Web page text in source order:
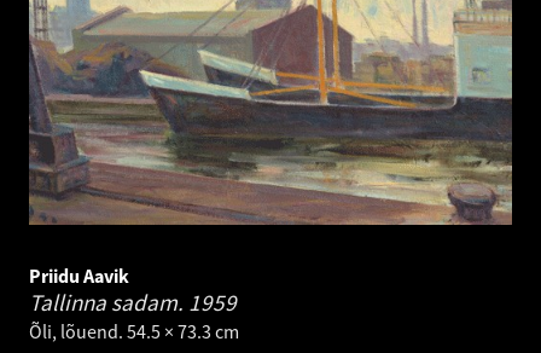
Priidu Aavik
Tallinna sadam. 1959
Õli, lõuend. 54.5 × 73.3 cm